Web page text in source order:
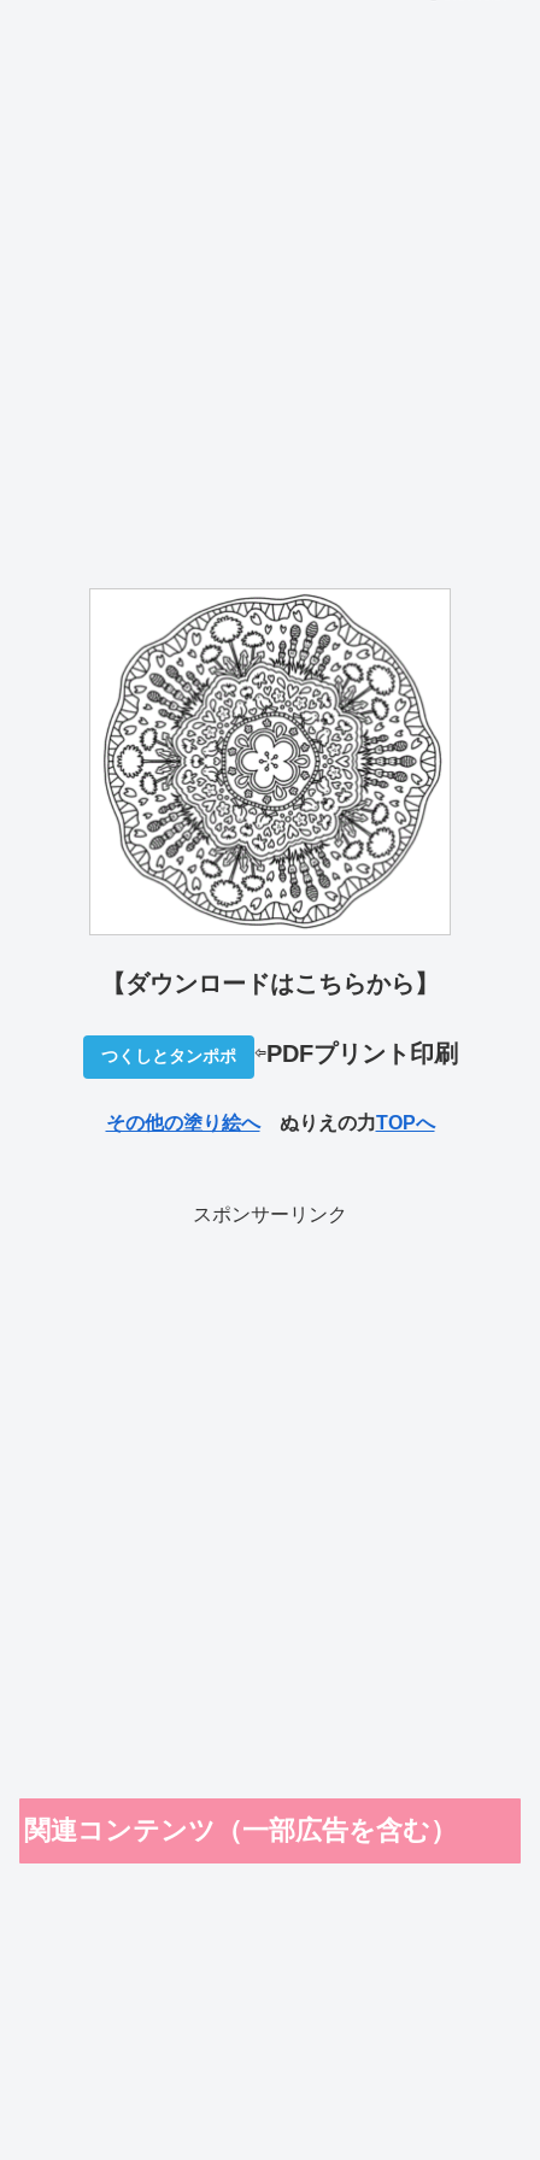
【ダウンロードはこちらから】
つくしとタンポポ ⇦PDFプリント印刷
その他の塗り絵へぬりえの力TOPへ
スポンサーリンク
関連コンテンツ（一部広告を含む）